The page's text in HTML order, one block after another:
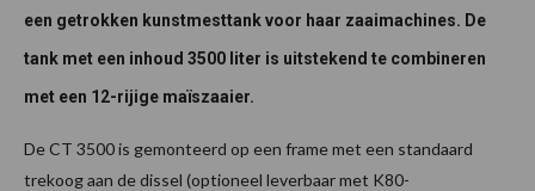
een getrokken kunstmesttank voor haar zaaimachines. De
tank met een inhoud 3500 liter is uitstekend te combineren
met een 12-rijige maïszaaier.
De CT 3500 is gemonteerd op een frame met een standaard
trekoog aan de dissel (optioneel leverbaar met K80-